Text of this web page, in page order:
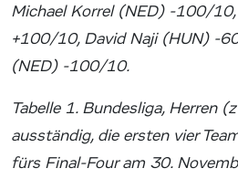
Michael Korrel (NED) -100/10,
+100/10, David Naji (HUN) -
(NED) -100/10.
Tabelle 1. Bundesliga, Herren
ausständig, die ersten vier
fürs Final-Four am 30.